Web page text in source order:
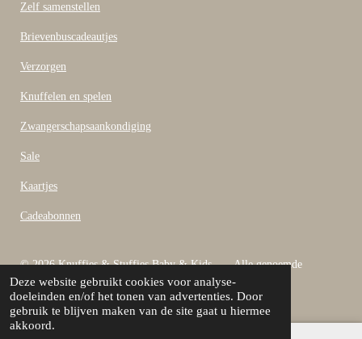
Deze website gebruikt cookies voor analyse-
doeleinden en/of het tonen van advertenties. Door
gebruik te blijven maken van de site gaat u hiermee
akkoord.
Zelf samenstellen
Brievenbuscadeautjes
Verzorgen
Knuffelen en spelen
Zwangerschapsaankondiging
Sale
Kaartjes
Cadeabonnen
© 2026 Knuffies & Stuffies Baby & Kids Alle genoemde
bedragen zijn inclusief B.T.W
Powered by JouwWeb